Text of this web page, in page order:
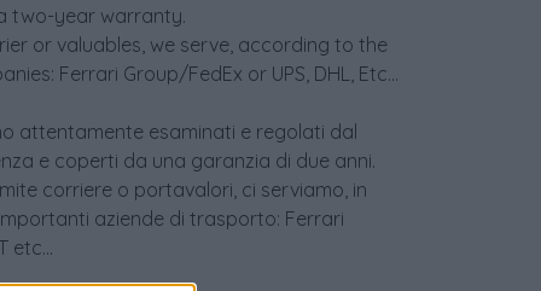
two-year warranty.
or valuables, we serve, according to the
Ferrari Group/FedEx or UPS, DHL, Etc...
attentamente esaminati e regolati dal
e coperti da una garanzia di due anni.
corriere o portavalori, ci serviamo, in
aziende di trasporto: Ferrari
etc...